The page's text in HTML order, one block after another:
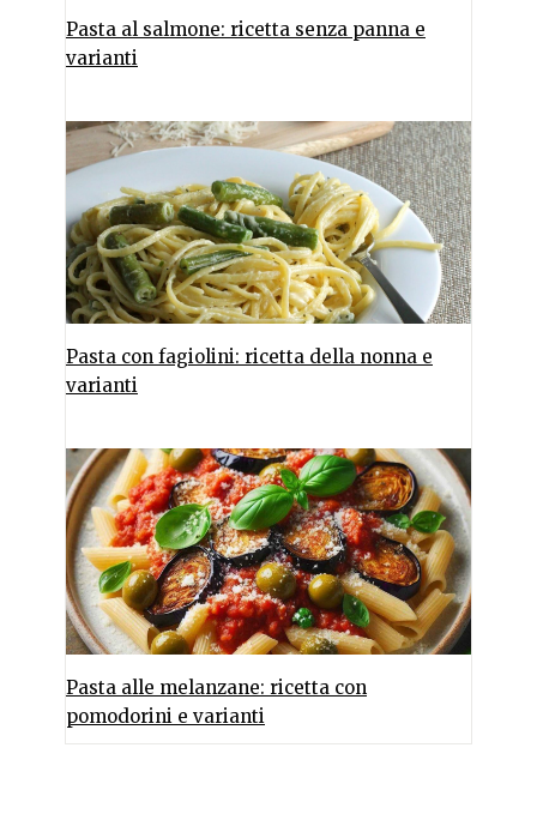
Pasta al salmone: ricetta senza panna e
varianti
Pasta con fagiolini: ricetta della nonna e
varianti
Pasta alle melanzane: ricetta con
pomodorini e varianti